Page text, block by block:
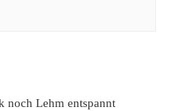
noch Lehm entspannt